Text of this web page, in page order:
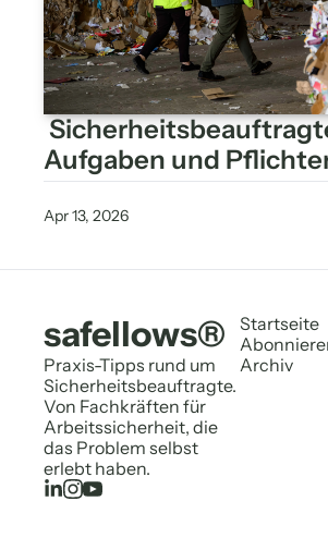
Aufgaben und
die DGUV vorschreibt
wirklich zählt
Apr 13, 2026
safellows®
Praxis-Tipps rund um
Sicherheitsbeauftragte.
Von Fachkräften für
Arbeitssicherheit, die
das Problem selbst
erlebt haben.
Startseite
Archiv